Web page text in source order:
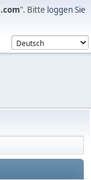
". Bitte loggen Sie